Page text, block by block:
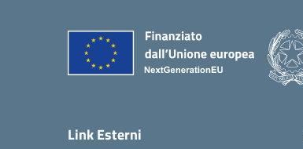
Link Esterni